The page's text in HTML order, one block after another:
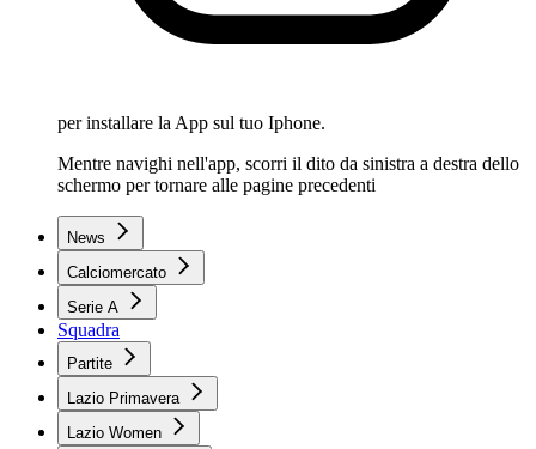
per installare la App sul tuo Iphone.
Mentre navighi nell'app, scorri il dito da sinistra a destra dello
schermo per tornare alle pagine precedenti
News
Calciomercato
Serie A
Squadra
Partite
Lazio Primavera
Lazio Women